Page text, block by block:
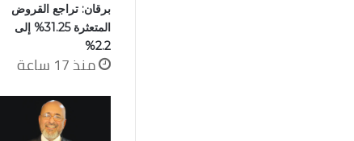
برقان: تراجع القروض
المتعثرة 31.25% إلى
2.2%
منذ 17 ساعة